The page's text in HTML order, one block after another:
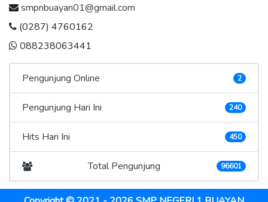
smpnbuayan01@gmail.com
(0287) 4760162
088238063441
Pengunjung Online 2
Pengunjung Hari Ini 240
Hits Hari Ini 450
Total Pengunjung 96601